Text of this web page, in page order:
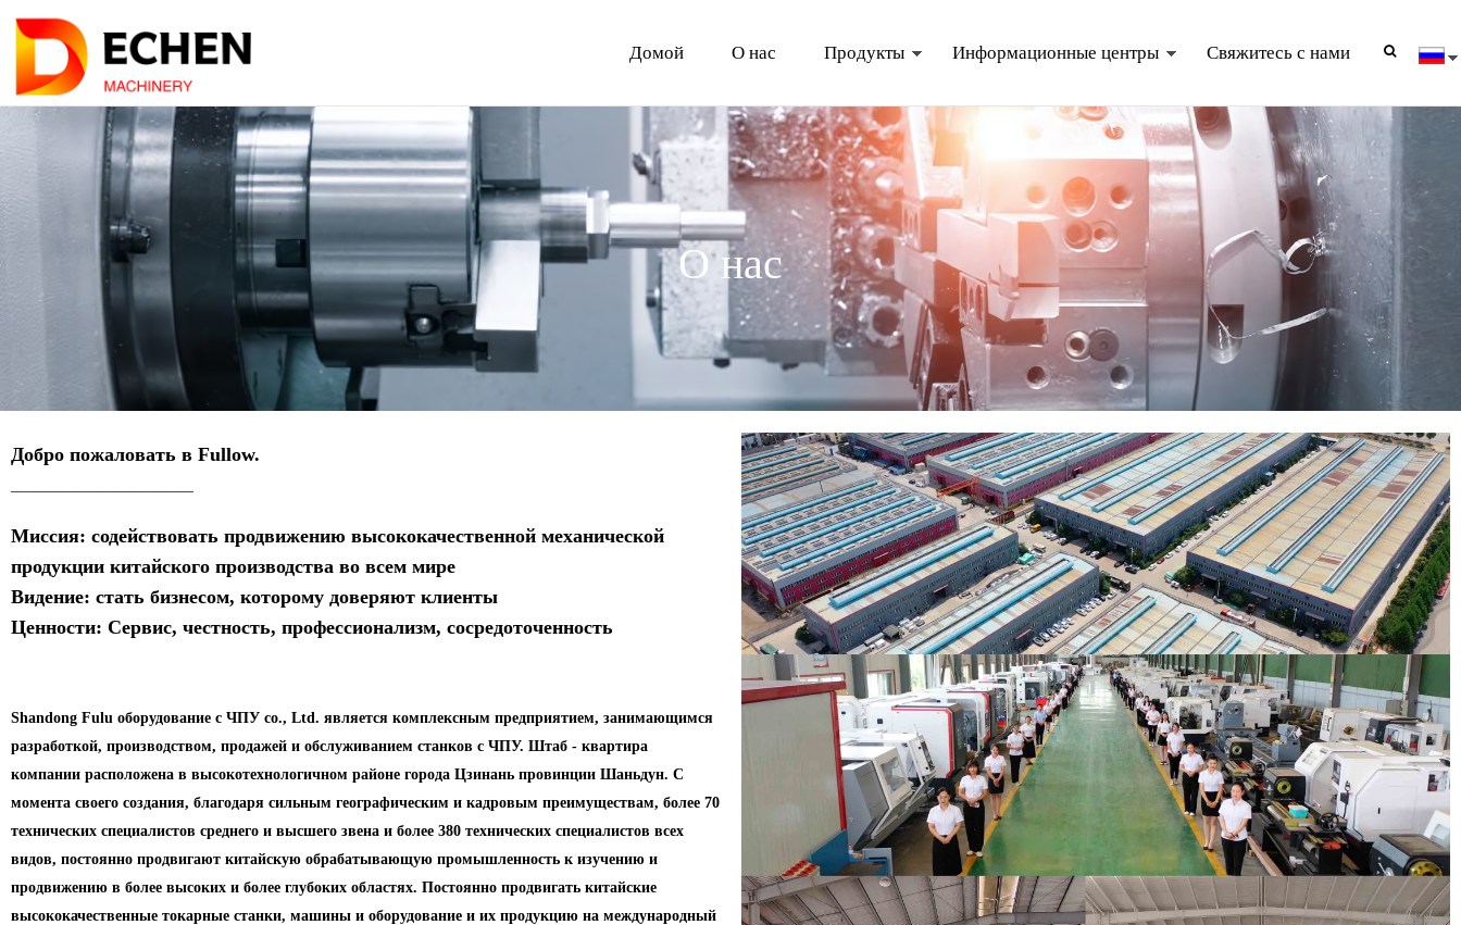
Домой О нас Продукты Информационные центры Свяжитесь с нами
О нас
Добро пожаловать в Fullow.
————————————
Миссия: содействовать продвижению высококачественной механической
продукции китайского производства во всем мире
Видение: стать бизнесом, которому доверяют клиенты
Ценности: Сервис, честность, профессионализм, сосредоточенность
Shandong Fulu оборудование с ЧПУ co., Ltd. является комплексным предприятием, занимающимся
разработкой, производством, продажей и обслуживанием станков с ЧПУ. Штаб - квартира
компании расположена в высокотехнологичном районе города Цзинань провинции Шаньдун. С
момента своего создания, благодаря сильным географическим и кадровым преимуществам, более 70
технических специалистов среднего и высшего звена и более 380 технических специалистов всех
видов, постоянно продвигают китайскую обрабатывающую промышленность к изучению и
продвижению в более высоких и более глубоких областях. Постоянно продвигать китайские
высококачественные токарные станки, машины и оборудование и их продукцию на международный